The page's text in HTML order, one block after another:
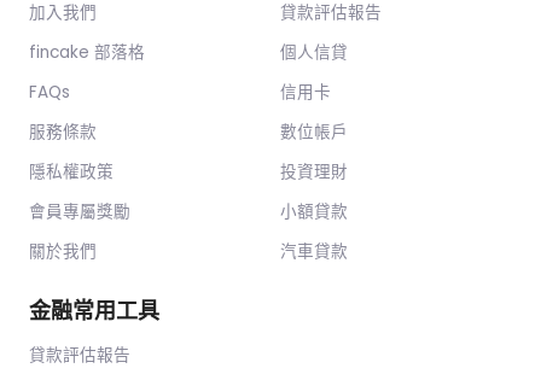
加入我們
fincake 部落格
FAQs
服務條款
隱私權政策
會員專屬獎勵
關於我們
貸款評估報告
個人信貸
信用卡
數位帳戶
投資理財
小額貸款
汽車貸款
金融常用工具
貸款評估報告